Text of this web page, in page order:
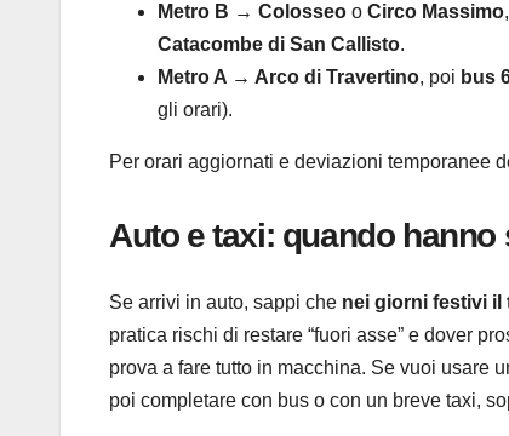
Metro B → Colosseo o Circo Massimo
Catacombe di San Callisto.
Metro A → Arco di Travertino, poi bus
gli orari).
Per orari aggiornati e deviazioni temporanee
Auto e taxi: quando hanno
Se arrivi in auto, sappi che nei giorni festivi il
pratica rischi di restare “fuori asse” e dover
prova a fare tutto in macchina. Se vuoi usare
poi completare con bus o con un breve taxi,